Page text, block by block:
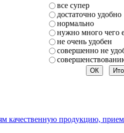
все супер
достаточно удобно
нормально
нужно много чего
не очень удобен
совершенно не
качественную продукцию,